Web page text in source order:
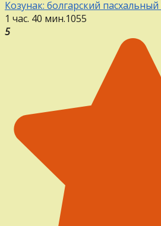
Козунак: болгарский
1 час. 40 мин.1055
5